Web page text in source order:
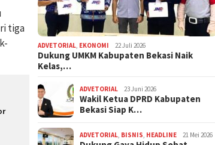
tiga
ADVETORIAL EKONOMI 22 Juli 2026
Dukung UMKM Kabupaten Bekasi Naik
Kelas,…
ADVETORIAL 23 Juni 2026
Wakil Ketua DPRD Kabupaten
Bekasi Siap K…
ADVETORIAL BISNIS HEADLINE 21 Mei 2026